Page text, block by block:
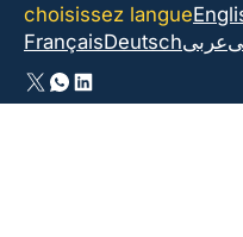
choisissez langue
FrançaisDeutschعربى